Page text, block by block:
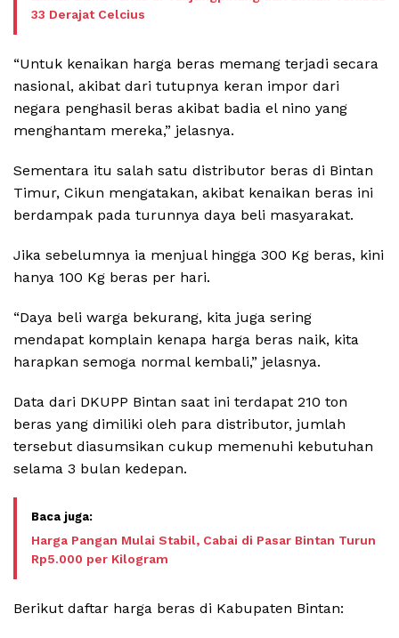
33 Derajat Celcius
“Untuk kenaikan harga beras memang terjadi secara
nasional, akibat dari tutupnya keran impor dari
negara penghasil beras akibat badia el nino yang
menghantam mereka,” jelasnya.
Sementara itu salah satu distributor beras di Bintan
Timur, Cikun mengatakan, akibat kenaikan beras ini
berdampak pada turunnya daya beli masyarakat.
Jika sebelumnya ia menjual hingga 300 Kg beras, kini
hanya 100 Kg beras per hari.
“Daya beli warga bekurang, kita juga sering
mendapat komplain kenapa harga beras naik, kita
harapkan semoga normal kembali,” jelasnya.
Data dari DKUPP Bintan saat ini terdapat 210 ton
beras yang dimiliki oleh para distributor, jumlah
tersebut diasumsikan cukup memenuhi kebutuhan
selama 3 bulan kedepan.
Harga Pangan Mulai Stabil, Cabai di Pasar Bintan Turun
Rp5.000 per Kilogram
Berikut daftar harga beras di Kabupaten Bintan: